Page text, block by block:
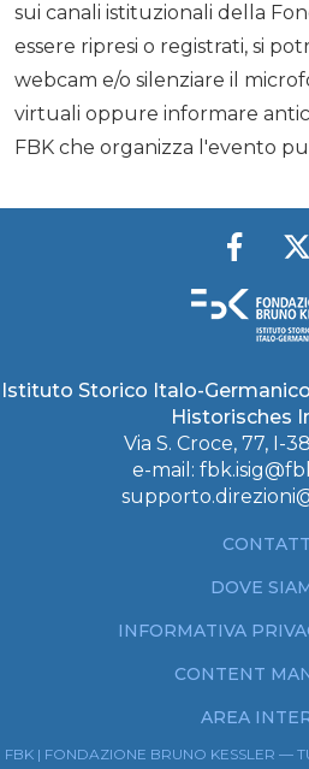
sui canali istituzionali della
essere ripresi o registrati, si
webcam e/o silenziare il
virtuali oppure informare
FBK che organizza l'evento
Istituto Storico Italo-
Historisches
Via S. Croce, 77, I-
e-mail:
DOVE
INFORMATIVA
CONTENT
AREA
FBK | FONDAZIONE BRUNO KESSLER —